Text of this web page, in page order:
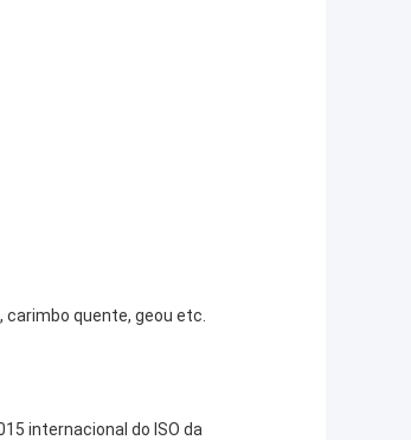
quente, geou etc.
internacional do ISO da